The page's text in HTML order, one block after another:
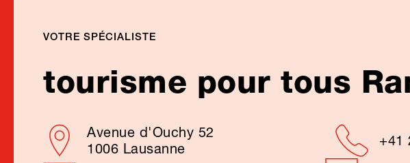
VOTRE SPÉCIALISTE
tourisme pour tous
Avenue d'Ouchy 52
1006 Lausanne
+41